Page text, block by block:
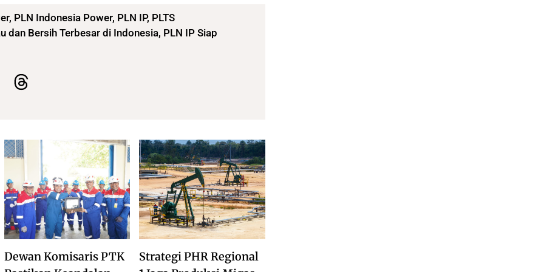
, PLN Indonesia Power, PLN IP, PLTS
dan Bersih Terbesar di Indonesia, PLN IP Siap
Dewan Komisaris PTK
Strategi PHR Regional